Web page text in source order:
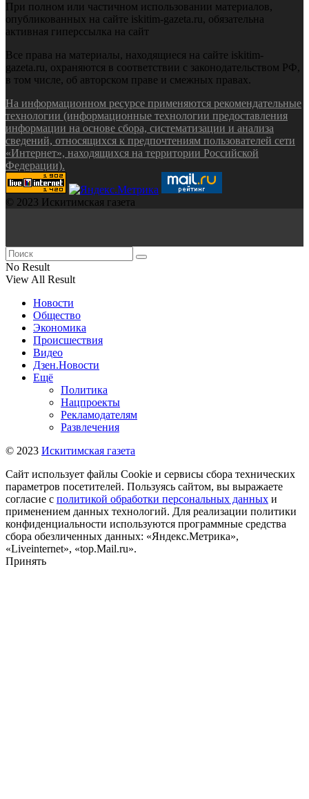
При полном или частичном использовании материалов,
опубликованных на сайте iskitim-gazeta.ru, обязательна
активная гиперссылка на сайт
Все права на материалы, находящиеся на сайте iskitim-
gazeta.ru, охраняются в соответствии с законодательством РФ,
в том числе, об авторском праве и смежных правах.
На информационном ресурсе применяются рекомендательные
технологии (информационные технологии предоставления
информации на основе сбора, систематизации и анализа
сведений, относящихся к предпочтениям пользователей сети
«Интернет», находящихся на территории Российской
Федерации).
© 2023 Искитимская газета
No Result
View All Result
Новости
Общество
Экономика
Происшествия
Видео
Дзен.Новости
Ещё
Политика
Нацпроекты
Рекламодателям
Развлечения
© 2023 Искитимская газета
Сайт использует файлы Cookie и сервисы сбора технических
параметров посетителей. Пользуясь сайтом, вы выражаете
согласие с политикой обработки персональных данных и
применением данных технологий. Для реализации политики
конфиденциальности используются программные средства
сбора обезличенных данных: «Яндекс.Метрика»,
«Liveinternet», «top.Mail.ru».
Принять